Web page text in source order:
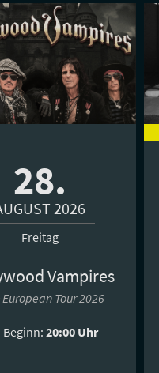
28.
2026
Freitag
Vampires
European Tour 2026
Beginn: 20:00 Uhr